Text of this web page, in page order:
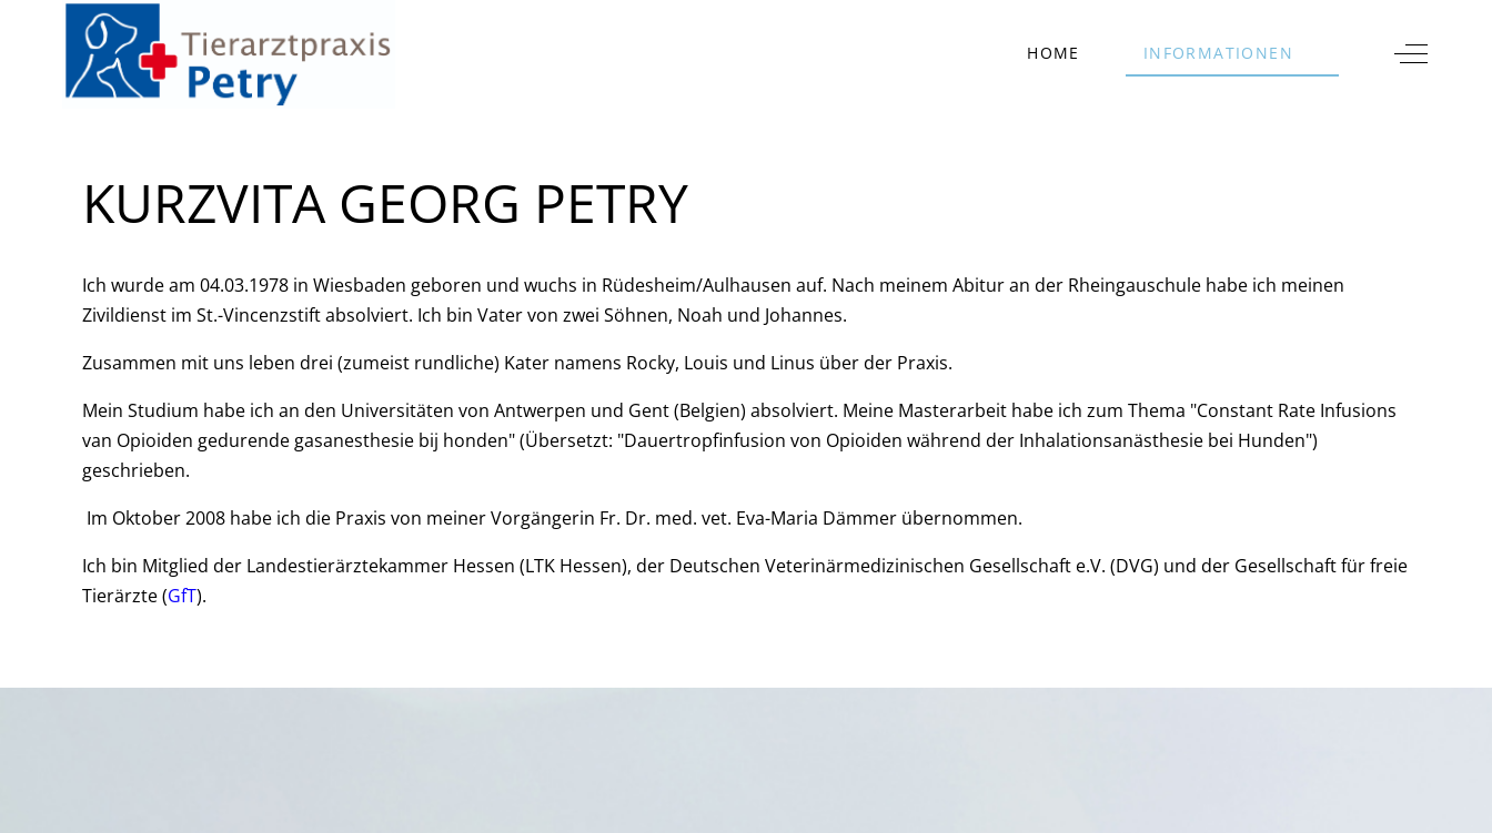
HOME INFORMATIONEN Off-
TIERARZT
KURZVITA GEORG PETRY
Ich wurde am 04.03.1978 in Wiesbaden geboren und wuchs in Rüdesheim/Aulhausen auf. Nach meinem Abitur an der Rheingauschule habe ich meinen
Zivildienst im St.-Vincenzstift absolviert. Ich bin Vater von zwei Söhnen, Noah und Johannes.
Zusammen mit uns leben drei (zumeist rundliche) Kater namens Rocky, Louis und Linus über der Praxis.
Mein Studium habe ich an den Universitäten von Antwerpen und Gent (Belgien) absolviert. Meine Masterarbeit habe ich zum Thema "Constant Rate Infusions
van Opioiden gedurende gasanesthesie bij honden" (Übersetzt: "Dauertropfinfusion von Opioiden während der Inhalationsanästhesie bei Hunden")
geschrieben.
Im Oktober 2008 habe ich die Praxis von meiner Vorgängerin Fr. Dr. med. vet. Eva-Maria Dämmer übernommen.
Ich bin Mitglied der Landestierärztekammer Hessen (LTK Hessen), der Deutschen Veterinärmedizinischen Gesellschaft e.V. (DVG) und der Gesellschaft für freie
Tierärzte (GfT).